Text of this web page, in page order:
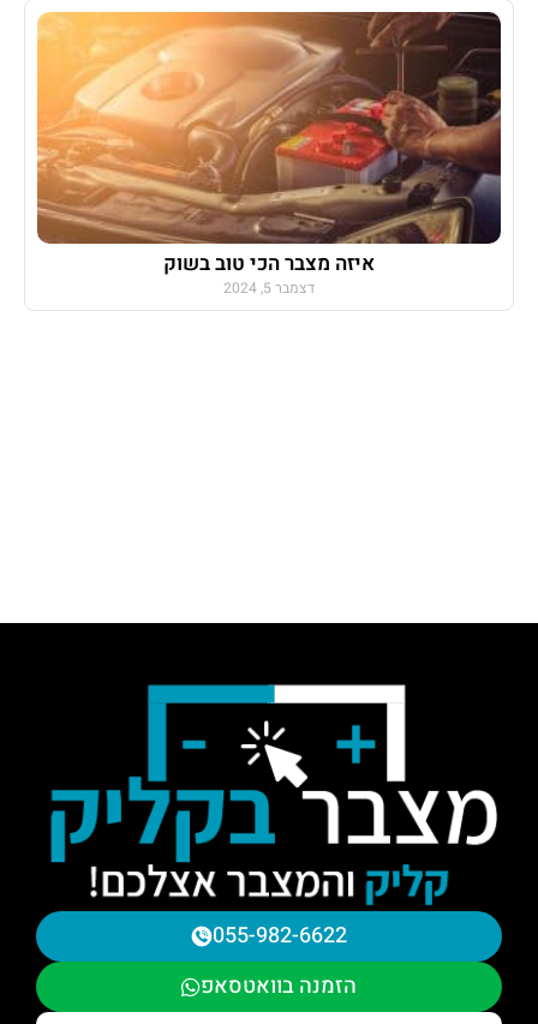
איזה מצבר הכי טוב בשוק
דצמבר 5, 2024
055-982-6622
הזמנה בוואטסאפ